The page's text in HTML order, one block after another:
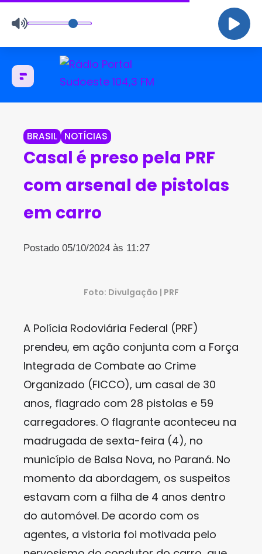
BRASIL NOTÍCIAS
Casal é preso pela PRF
com arsenal de pistolas
em carro
Postado 05/10/2024 às 11:27
Foto: Divulgação | PRF
A Polícia Rodoviária Federal (PRF)
prendeu, em ação conjunta com a Força
Integrada de Combate ao Crime
Organizado (FICCO), um casal de 30
anos, flagrado com 28 pistolas e 59
carregadores. O flagrante aconteceu na
madrugada de sexta-feira (4), no
município de Balsa Nova, no Paraná. No
momento da abordagem, os suspeitos
estavam com a filha de 4 anos dentro
do automóvel. De acordo com os
agentes, a vistoria foi motivada pelo